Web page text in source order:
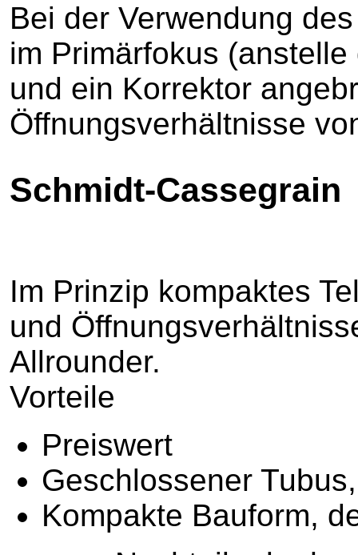
Bei der Verwendung
im Primärfokus
und ein Korrektor
Öffnungsverhältnisse
Schmidt-Cassegrain
Im Prinzip kompaktes
und
Allrounder.
Vorteile
Preiswert
Geschlossener
Kompakte Bauform,